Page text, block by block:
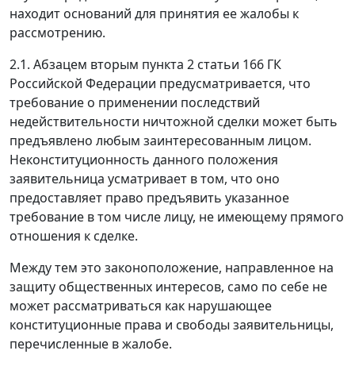
находит оснований для принятия ее жалобы к
рассмотрению.
2.1. Абзацем вторым пункта 2 статьи 166 ГК
Российской Федерации предусматривается, что
требование о применении последствий
недействительности ничтожной сделки может быть
предъявлено любым заинтересованным лицом.
Неконституционность данного положения
заявительница усматривает в том, что оно
предоставляет право предъявить указанное
требование в том числе лицу, не имеющему прямого
отношения к сделке.
Между тем это законоположение, направленное на
защиту общественных интересов, само по себе не
может рассматриваться как нарушающее
конституционные права и свободы заявительницы,
перечисленные в жалобе.